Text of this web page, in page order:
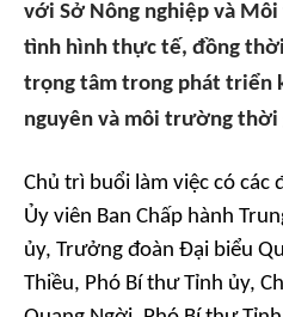
với Sở Nông nghiệp và
tình hình thực tế, đồng
trọng tâm trong phát triển
nguyên và môi trường
Chủ trì buổi làm việc có các
Ủy viên Ban Chấp hành
ủy, Trưởng đoàn Đại biểu
Thiều, Phó Bí thư Tỉnh ủy,